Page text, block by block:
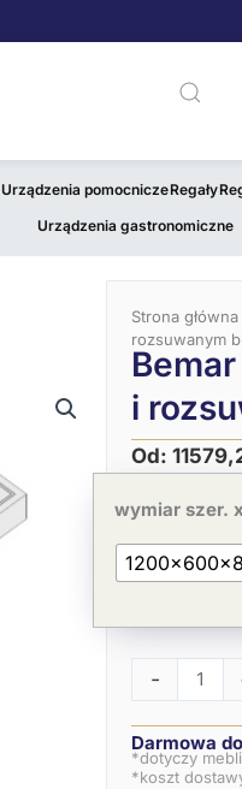
Urządzenia pomocniczeRegały
Urządzenia gastronomiczne
Strona główna
rozsuwanym
i
Od:
wymiar szer.
-
Bemar
komorowy
GN
szafką
blatem
Darmowa
*dotyczy
*koszt